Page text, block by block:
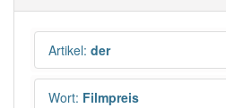
Artikel: der
Wort: Filmpreis